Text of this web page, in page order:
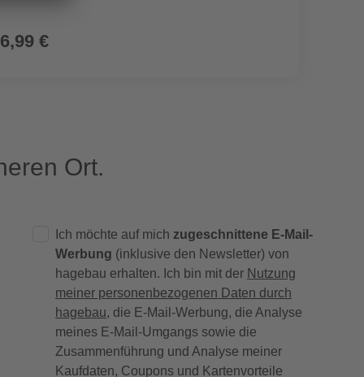
6,99 €
Ort.
Ich möchte auf mich zugeschnittene E-Mail-
Werbung (inklusive den Newsletter) von
hagebau erhalten. Ich bin mit der Nutzung
meiner personenbezogenen Daten durch
hagebau, die E-Mail-Werbung, die Analyse
meines E-Mail-Umgangs sowie die
Zusammenführung und Analyse meiner
Kaufdaten, Coupons und Kartenvorteile